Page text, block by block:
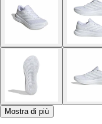
Mostra di più